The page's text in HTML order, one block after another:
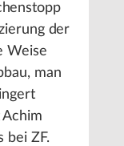
der
Weise
man
bei ZF.